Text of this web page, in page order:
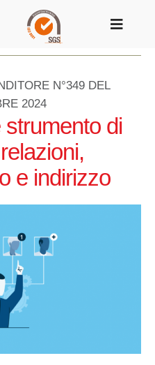
Toggle
N°349 DEL
2024
di
e indirizzo